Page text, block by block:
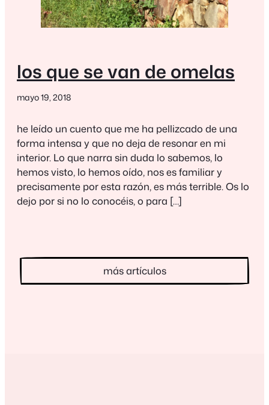
los que se van de omelas
mayo 19, 2018
he leído un cuento que me ha pellizcado de una
forma intensa y que no deja de resonar en mi
interior. Lo que narra sin duda lo sabemos, lo
hemos visto, lo hemos oído, nos es familiar y
precisamente por esta razón, es más terrible. Os lo
dejo por si no lo conocéis, o para […]
más artículos